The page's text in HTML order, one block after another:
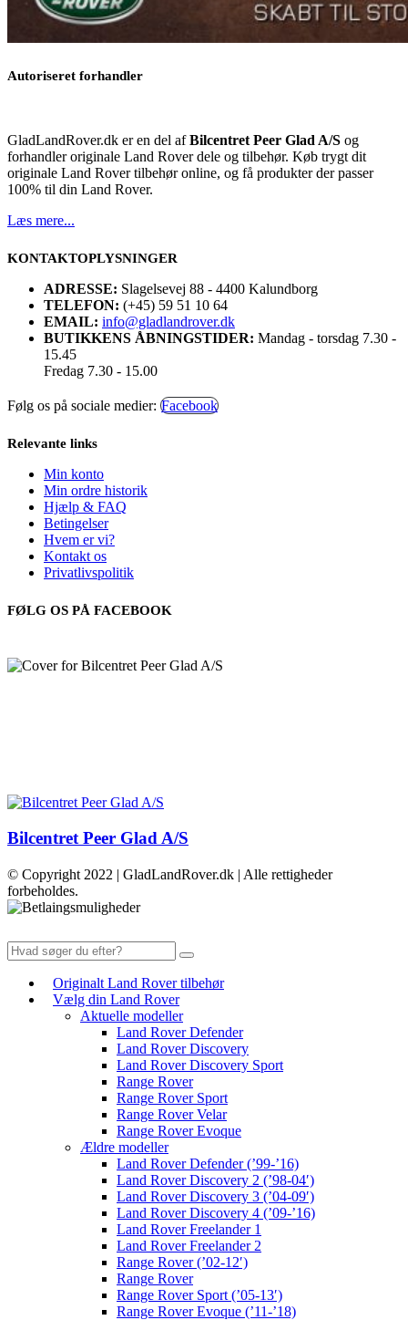
Autoriseret forhandler
GladLandRover.dk er en del afBilcentret Peer Glad A/S og
forhandler originale Land Rover dele og tilbehør. Køb trygt dit
originale Land Rover tilbehør online, og få produkter der passer
100% til din Land Rover.
Læs mere...
KONTAKTOPLYSNINGER
ADRESSE: Slagelsevej 88 - 4400 Kalundborg
TELEFON: (+45) 59 51 10 64
EMAIL: info@gladlandrover.dk
BUTIKKENS ÅBNINGSTIDER: Mandag - torsdag 7.30 -
15.45
Fredag 7.30 - 15.00
Følg os på sociale medier: Facebook
Relevante links
Min konto
Min ordre historik
Hjælp & FAQ
Betingelser
Hvem er vi?
Kontakt os
Privatlivspolitik
FØLG OS PÅ FACEBOOK
Bilcentret Peer Glad A/S
© Copyright 2022 | GladLandRover.dk | Alle rettigheder
forbeholdes.
Originalt Land Rover tilbehør
Vælg din Land Rover
Aktuelle modeller
Land Rover Defender
Land Rover Discovery
Land Rover Discovery Sport
Range Rover
Range Rover Sport
Range Rover Velar
Range Rover Evoque
Ældre modeller
Land Rover Defender (’99-’16)
Land Rover Discovery 2 (’98-04′)
Land Rover Discovery 3 (’04-09′)
Land Rover Discovery 4 (’09-’16)
Land Rover Freelander 1
Land Rover Freelander 2
Range Rover (’02-12′)
Range Rover
Range Rover Sport (’05-13′)
Range Rover Evoque (’11-’18)